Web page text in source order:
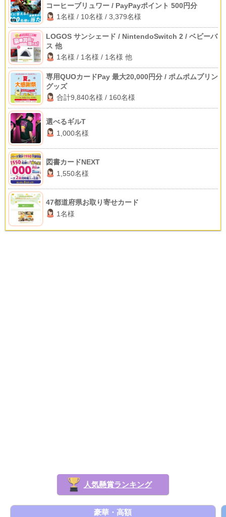
コーヒーブリュワー / PayPayポイント 500円分
1名様 / 10名様 / 3,379名様
LOGOS サンシェード / NintendoSwitch 2 / ベビーバ
ス 他
1名様 / 1名様 / 1名様 他
専用QUOカードPay 最大20,000円分 / ポムポムプリン
グッズ
合計9,840名様 / 160名様
選べるギルT
1,000名様
図書カードNEXT
1,550名様
47都道府県お取り寄せカード
1名様
人気懸賞ランキング
豪華・高額